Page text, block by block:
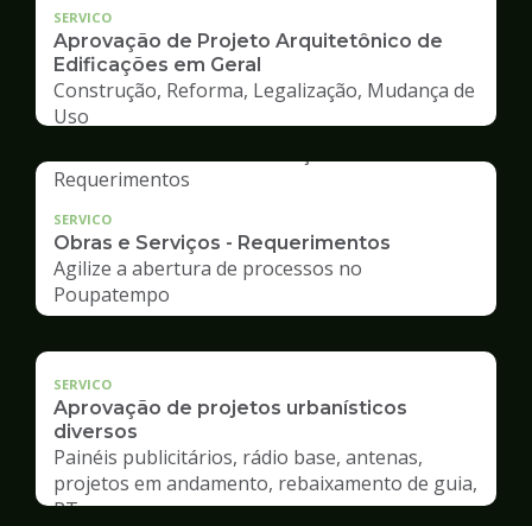
SERVICO
Aprovação de Projeto Arquitetônico de
Edificações em Geral
Construção, Reforma, Legalização, Mudança de
Uso
SERVICO
Obras e Serviços - Requerimentos
Agilize a abertura de processos no
Poupatempo
SERVICO
Aprovação de projetos urbanísticos
diversos
Painéis publicitários, rádio base, antenas,
projetos em andamento, rebaixamento de guia,
RT